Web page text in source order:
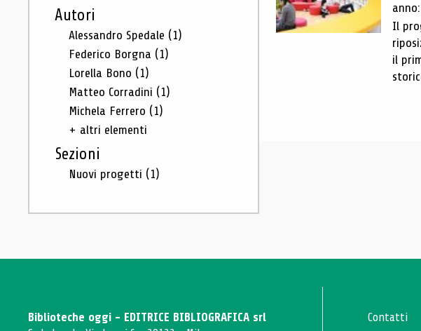
Autori
Alessandro Spedale (1)
Federico Borgna (1)
Lorella Bono (1)
Matteo Corradini (1)
Michela Ferrero (1)
+ altri elementi
Sezioni
Nuovi progetti (1)
Il
il
Biblioteche oggi - EDITRICE BIBLIOGRAFICA srl
Contatti